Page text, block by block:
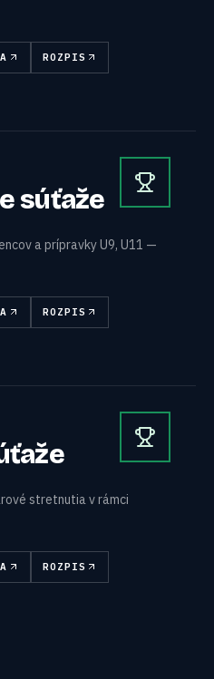
ROZPIS
súťaže
a prípravky U9, U11 —
ROZPIS
stretnutia v rámci
ROZPIS